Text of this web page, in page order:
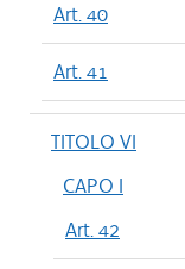
Art. 40
Art. 41
TITOLO VI
CAPO I
Art. 42